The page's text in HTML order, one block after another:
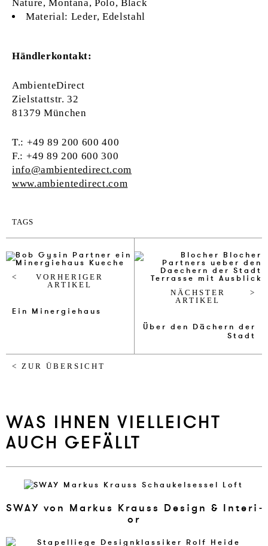
Nature, Montana, Polo, Black
Material: Leder, Edelstahl
Händlerkontakt:
AmbienteDirect
Zielstattstr. 32
81379 München
T.: +49 89 200 600 400
F.: +49 89 200 600 300
info@ambientedirect.com
www.ambientedirect.com
TAGS
VORHERIGER
ARTIKEL
Ein Min­er­gie­haus
NÄCHSTER
ARTIKEL
Über den Dächern der
Stadt
< ZUR ÜBERSICHT
WAS IHNEN VIELLEICHT
AUCH GEFÄLLT
SWAY von Mar­kus Krauss De­sign & In­te­ri­
or